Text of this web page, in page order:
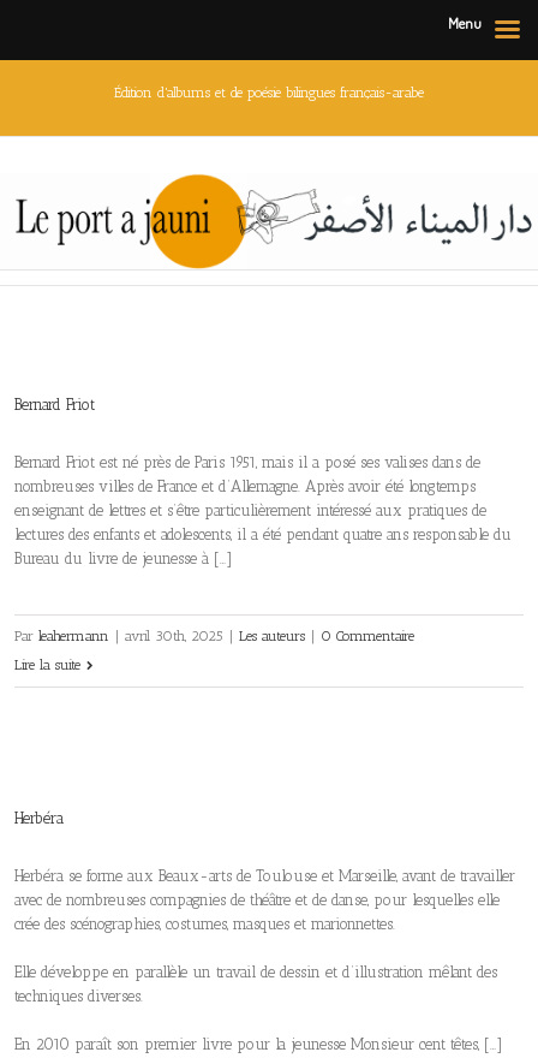
Édition d'albums et de poésie bilingues français-arabe
Bernard Friot
Bernard Friot est né près de Paris 1951, mais il a posé ses valises dans de
nombreuses villes de France et d’Allemagne. Après avoir été longtemps
enseignant de lettres et s’être particulièrement intéressé aux pratiques de
lectures des enfants et adolescents, il a été pendant quatre ans responsable du
Bureau du livre de jeunesse à […]
Par leahermann avril 30th, 2025 Les auteurs
0 Commentaire
Lire la suite
Herbéra
Herbéra se forme aux Beaux-arts de Toulouse et Marseille, avant de travailler
avec de nombreuses compagnies de théâtre et de danse, pour lesquelles elle
crée des scénographies, costumes, masques et marionnettes.
Elle développe en parallèle un travail de dessin et d’illustration mêlant des
techniques diverses.
En 2010 paraît son premier livre pour la jeunesse Monsieur cent têtes, […]
Menu